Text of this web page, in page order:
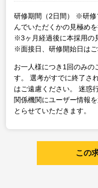
研修期間（2日間）
※研修
んでいただくかの見極め
※3ヶ月経過後に本採用の
※面接日、研修開始日は
お一人様につき1回のみの
す。
選考がすでに終了さ
はご遠慮ください。
迷惑
関係機関にユーザー情報を
とらせていただきます。
この